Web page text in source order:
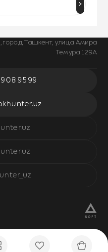
город Ташкент, улица Амира
Темура 129А
95 99